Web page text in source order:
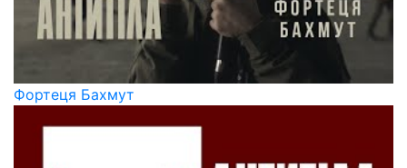
Фортеця Бахмут